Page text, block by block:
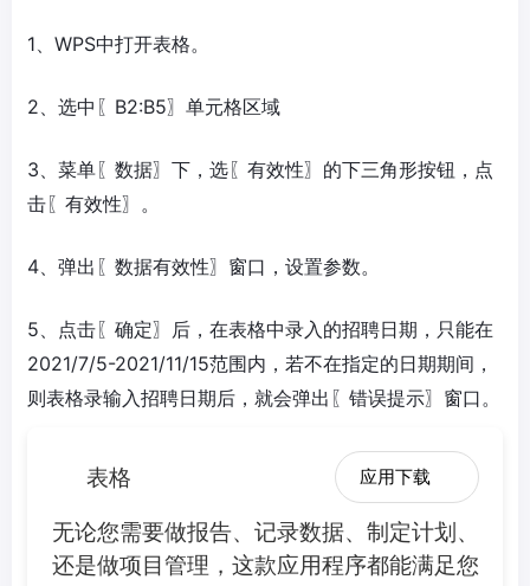
1、WPS中打开表格。
2、选中〖B2:B5〗单元格区域
3、菜单〖数据〗下，选〖有效性〗的下三角形按钮，点
击〖有效性〗。
4、弹出〖数据有效性〗窗口，设置参数。
5、点击〖确定〗后，在表格中录入的招聘日期，只能在
2021/7/5-2021/11/15范围内，若不在指定的日期期间，
则表格录输入招聘日期后，就会弹出〖错误提示〗窗口。
表格 应用下载
无论您需要做报告、记录数据、制定计划、
还是做项目管理，这款应用程序都能满足您